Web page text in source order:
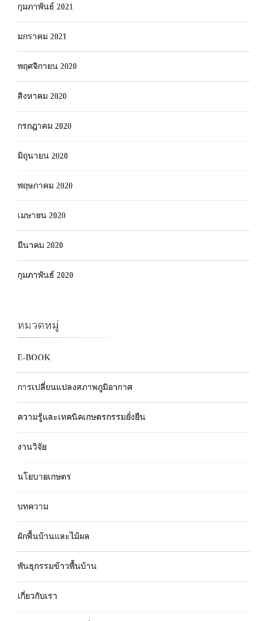
กุมภาพันธ์ 2021
มกราคม 2021
พฤศจิกายน 2020
สิงหาคม 2020
กรกฎาคม 2020
มิถุนายน 2020
พฤษภาคม 2020
เมษายน 2020
มีนาคม 2020
กุมภาพันธ์ 2020
หมวดหมู่
E-BOOK
การเปลี่ยนแปลงสภาพภูมิอากาศ
ความรู้และเทคนิคเกษตรกรรมยั่งยืน
งานวิจัย
นโยบายเกษตร
บทความ
ผักพื้นบ้านและไม้ผล
พันธุกรรมข้าวพื้นบ้าน
เกี่ยวกับเรา